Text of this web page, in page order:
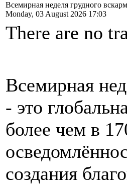
Всемирная неделя грудного
Monday, 03 August 2026 17:03
There are no
Всемирная
- это
более чем в
создания